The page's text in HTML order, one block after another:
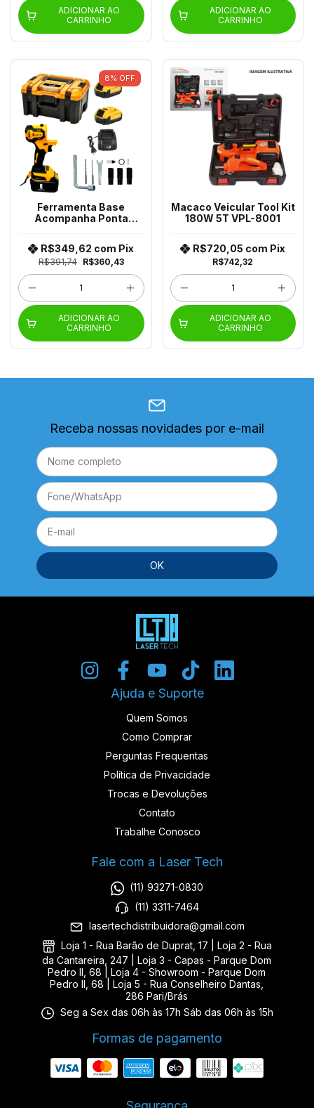
ADICIONAR AO
CARRINHO
ADICIONAR AO
CARRINHO
8% OFF
Ferramenta Base
Acompanha Ponta
R$391,74 R$360,43
R$349,62 com Pix
ADICIONAR AO
CARRINHO
Macaco Veicular Tool Kit
180W 5T VPL-8001
R$742,32
R$720,05 com Pix
ADICIONAR AO
CARRINHO
Receba nossas novidades por e-mail
Ajuda e Suporte
Quem Somos
Como Comprar
Perguntas Frequentas
Política de Privacidade
Trocas e Devoluções
Contato
Trabalhe Conosco
Fale com a Laser Tech
(11) 93271-0830
(11) 3311-7464
lasertechdistribuidora@gmail.com
Loja 1 - Rua Barão de Duprat, 17 | Loja 2 - Rua
da Cantareira, 247 | Loja 3 - Capas - Parque Dom
Pedro II, 68 | Loja 4 - Showroom - Parque Dom
Pedro II, 68 | Loja 5 - Rua Conselheiro Dantas,
286 Pari/Brás
Seg a Sex das 06h às 17h Sáb das 06h às 15h
Formas de pagamento